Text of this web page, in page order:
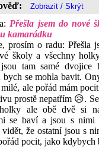
Přešla jsem do nové
kamarádku
prosím o radu: Přešla
školy a všechny
tam samé dvojice
bych se mohla bavit.
ale pořád mám
prostě nepatřím 😥.
ale obě dvě si
se baví a jsou s nimi
vidět, že ostatní jsou s
pocit, jako kdybych